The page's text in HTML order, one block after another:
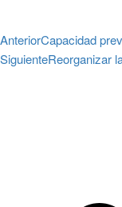
AnteriorCapacidad
SiguienteReorganizar